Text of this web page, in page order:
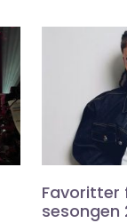
Favoritter
sesongen